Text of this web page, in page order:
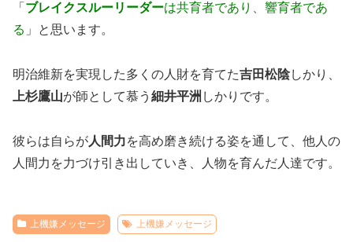
「 ブレイクスルーリーダーは共育者であり、響育者であ
る 」と思います。
明治維新を実現した多くの人財を育てた吉田松陰しかり、
上杉鷹山が師として慕う 細井平洲 しかりです。
彼らは自らが人間力を高め磨き続ける姿を通して、他人の
人間力を力づけ引き出していき、人物を育んだ人達です。
上機嫌メッセージ 上機嫌メッセージ